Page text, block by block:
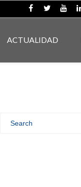
ACTUALIDAD